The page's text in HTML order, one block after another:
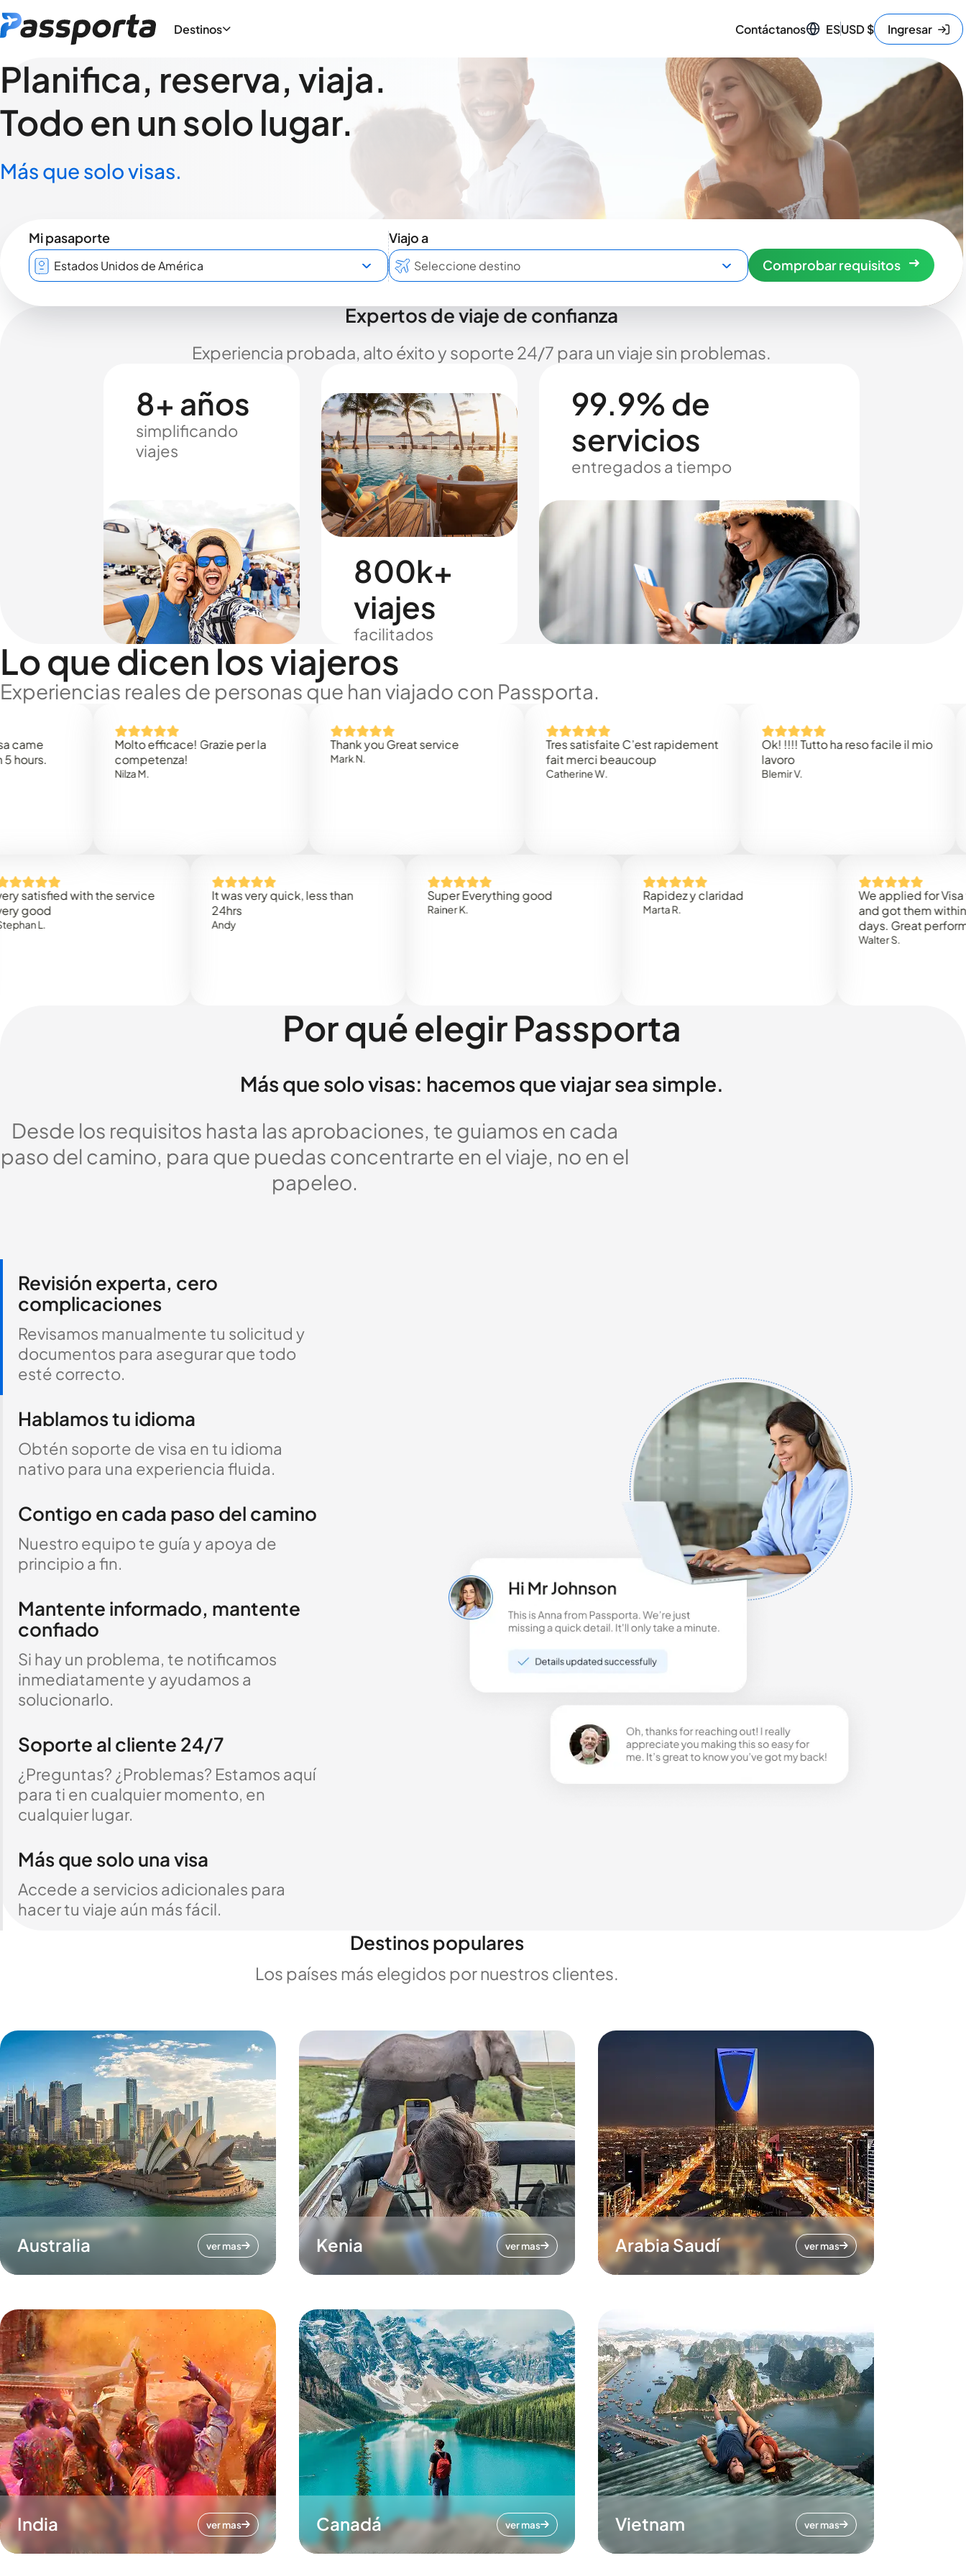
Destinos Contáctanos ESUSD$ Ingresar
Planifica, reserva, viaja.
Todo en un solo lugar.
Más que solo visas.
Mi pasaporte
Viajo a
Comprobar requisitos
Expertos de viaje de confianza
Experiencia probada, alto éxito y soporte 24/7 para un viaje sin problemas.
8+ años
simplificando
viajes
800k+
viajes
facilitados
99.9% de
servicios
entregados a tiempo
Lo que dicen los viajeros
Experiencias reales de personas que han viajado con Passporta.
Molto efficace! Grazie per la
competenza!
Thank you Great service
Tres satisfaite C’est rapidement
fait merci beaucoup
Catherine W.
Ok! !!!! Tutto ha reso facile il mio
with the service
It was very quick, less than
Super Everything good Rapidez y claridad
We applied for Visa to
and got them within 3
days. Great performance!
Walter S.
Por qué elegir Passporta
Más que solo visas: hacemos que viajar sea simple.
Desde los requisitos hasta las aprobaciones, te guiamos en cada
paso del camino, para que puedas concentrarte en el viaje, no en el
papeleo.
Revisión experta, cero
complicaciones
Revisamos manualmente tu solicitud y
documentos para asegurar que todo
esté correcto.
Hablamos tu idioma
Obtén soporte de visa en tu idioma
nativo para una experiencia fluida.
Contigo en cada paso del camino
Nuestro equipo te guía y apoya de
principio a fin.
Mantente informado, mantente
confiado
Si hay un problema, te notificamos
inmediatamente y ayudamos a
solucionarlo.
Soporte al cliente 24/7
¿Preguntas? ¿Problemas? Estamos aquí
para ti en cualquier momento, en
cualquier lugar.
Más que solo una visa
Accede a servicios adicionales para
hacer tu viaje aún más fácil.
Destinos populares
Los países más elegidos por nuestros clientes.
Australia ver mas Kenia ver mas Arabia Saudí ver mas
India ver mas Canadá ver mas Vietnam ver mas